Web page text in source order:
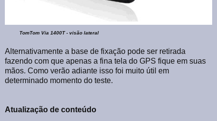
TomTom Via 1400T - visão lateral
Alternativamente a base de fixação pode ser retirada
fazendo com que apenas a fina tela do GPS fique em suas
mãos. Como verão adiante isso foi muito útil em
determinado momento do teste.
Atualização de conteúdo